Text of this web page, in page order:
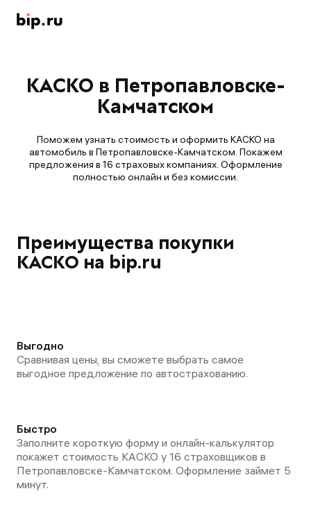
КАСКО в Петропавловске-
Камчатском
Поможем узнать стоимость и оформить КАСКО на
автомобиль в Петропавловске-Камчатском. Покажем
предложения в 16 страховых компаниях. Оформление
полностью онлайн и без комиссии.
Преимущества покупки
КАСКО на bip.ru
Выгодно
Сравнивая цены, вы сможете выбрать самое
выгодное предложение по автострахованию.
Быстро
Заполните короткую форму и онлайн-калькулятор
покажет стоимость КАСКО у 16 страховщиков в
Петропавловске-Камчатском. Оформление займет 5
минут.